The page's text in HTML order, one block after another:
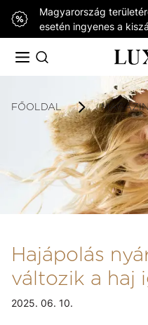
Magyarország
esetén ingyenes a
FŐOLDAL MAGAZIN
Hajápolás
változik a haj
2025. 06. 10.